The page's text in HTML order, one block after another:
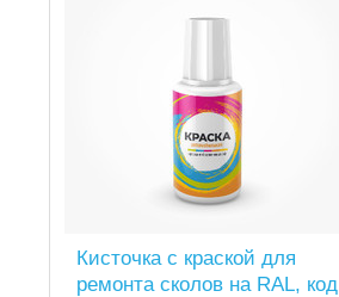
Кисточка с краской для
ремонта сколов на RAL, код